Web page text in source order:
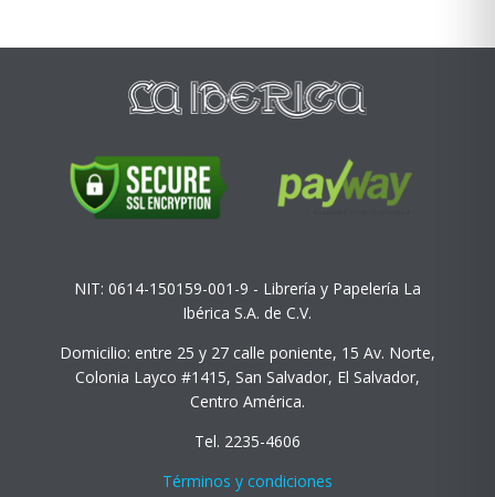
NIT: 0614-150159-001-9 - Librería y Papelería La
Ibérica S.A. de C.V.
Domicilio: entre 25 y 27 calle poniente, 15 Av. Norte,
Colonia Layco #1415, San Salvador, El Salvador,
Centro América.
Tel. 2235-4606
Términos y condiciones